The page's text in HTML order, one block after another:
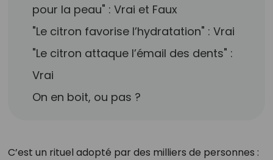
pour la peau" : Vrai et Faux
"Le citron favorise l’hydratation" : Vrai
"Le citron attaque l’émail des dents" :
Vrai
On en boit, ou pas ?
C’est un rituel adopté par des milliers de personnes :